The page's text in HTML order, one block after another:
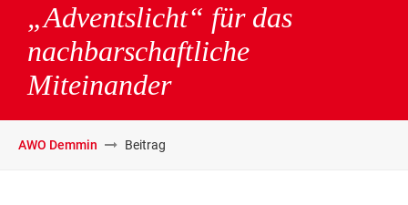
„Adventslicht“ für das
nachbarschaftliche
Miteinander
AWO Demmin Beitrag